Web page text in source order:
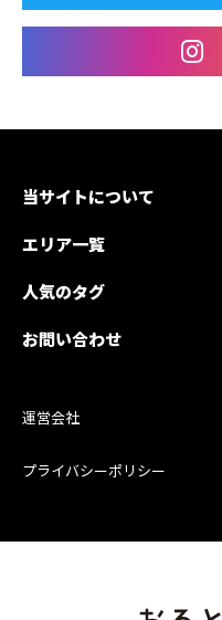
当サイトについて
エリア一覧
人気のタグ
お問い合わせ
運営会社
プライバシーポリシー